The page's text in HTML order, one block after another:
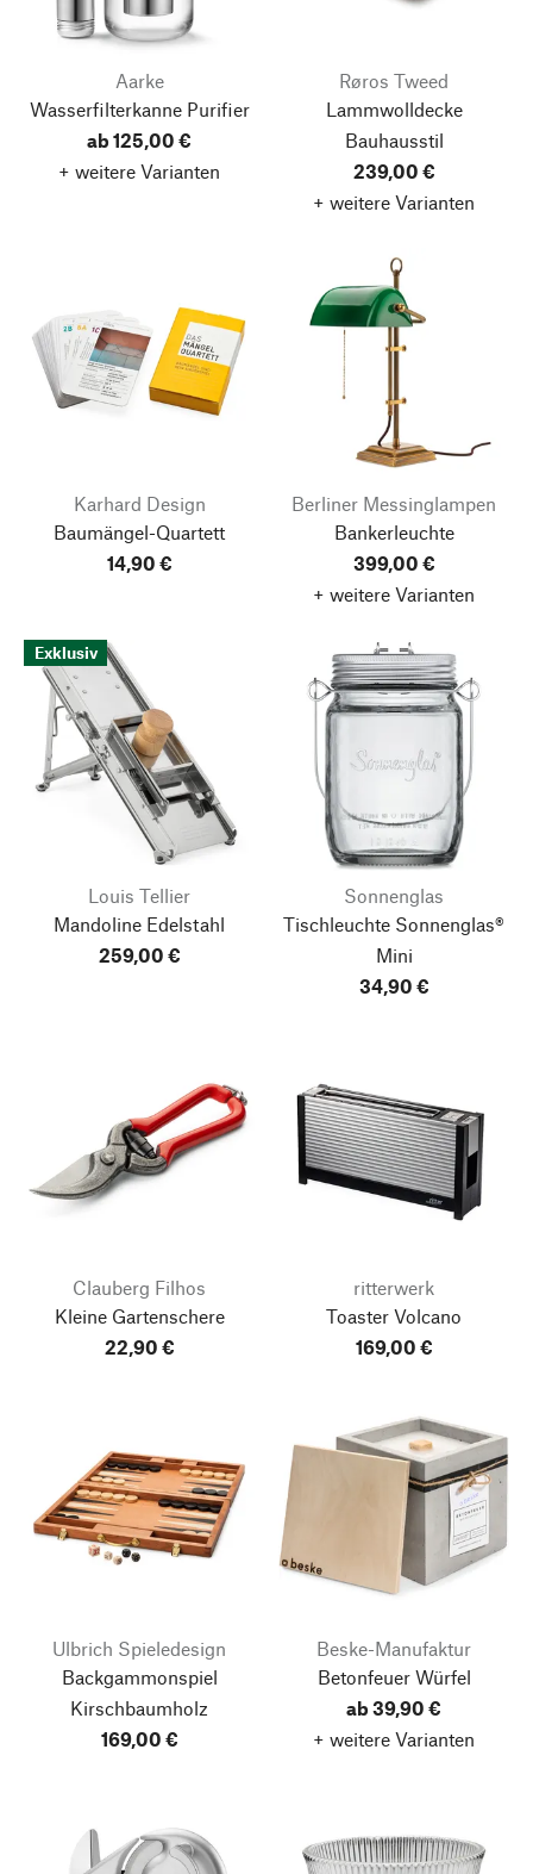
Aarke
Wasserfilterkanne Purifier
ab 125,00 €
+ weitere Varianten
Røros Tweed
Lammwolldecke
Bauhausstil
239,00 €
+ weitere Varianten
Karhard Design
Baumängel-Quartett
14,90 €
Berliner Messinglampen
Bankerleuchte
399,00 €
+ weitere Varianten
Exklusiv
Louis Tellier
Mandoline Edelstahl
259,00 €
Sonnenglas
Tischleuchte Sonnenglas®
Mini
34,90 €
Clauberg Filhos
Kleine Gartenschere
22,90 €
ritterwerk
Toaster Volcano
169,00 €
Ulbrich Spieledesign
Backgammonspiel
Kirschbaumholz
169,00 €
Beske-Manufaktur
Betonfeuer Würfel
ab 39,90 €
+ weitere Varianten